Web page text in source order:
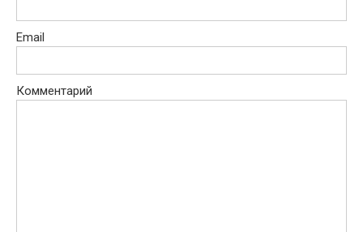
Email
Комментарий